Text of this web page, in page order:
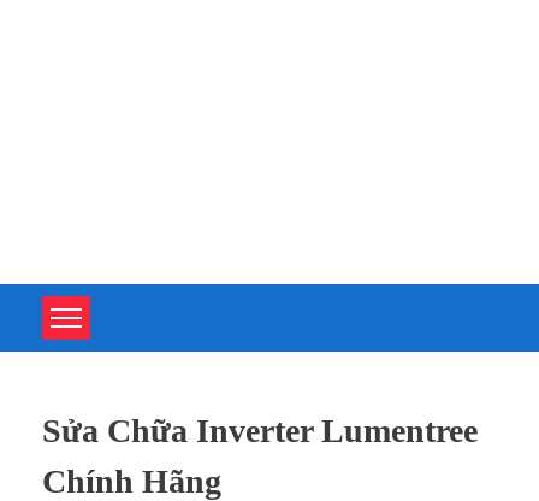
Sửa Chữa Inverter Lumentree
Chính Hãng